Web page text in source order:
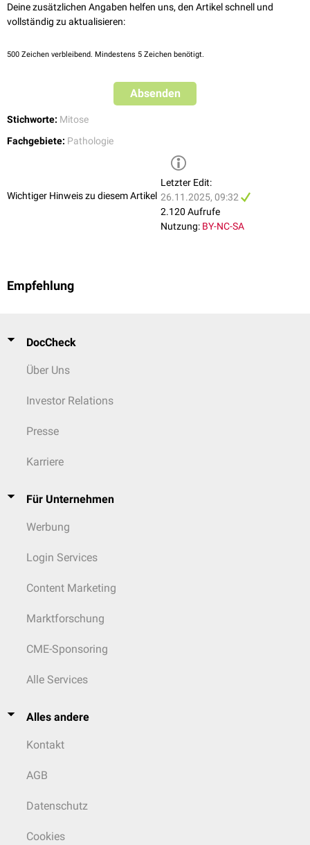
Deine zusätzlichen Angaben helfen uns, den Artikel schnell und
vollständig zu aktualisieren:
500 Zeichen verbleibend. Mindestens 5 Zeichen benötigt.
Absenden
Stichworte: Mitose
Fachgebiete: Pathologie
Wichtiger Hinweis zu diesem Artikel
Letzter Edit:
26.11.2025, 09:32
2.120 Aufrufe
Nutzung: BY-NC-SA
Empfehlung
DocCheck
Über Uns
Investor Relations
Presse
Karriere
Für Unternehmen
Werbung
Login Services
Content Marketing
Marktforschung
CME-Sponsoring
Alle Services
Alles andere
Kontakt
AGB
Datenschutz
Cookies